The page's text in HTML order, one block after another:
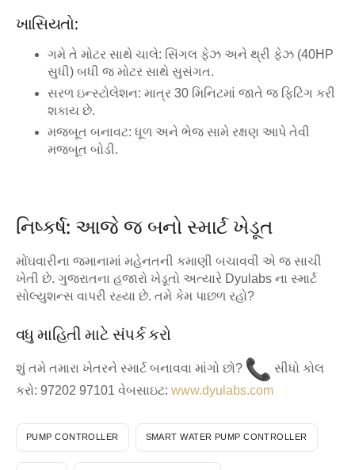
ખાસિયતો:
ગમે તે મોટર સાથે ચાલે: સિંગલ ફેઝ અને થ્રી ફેઝ (40HP
સુધી) બધી જ મોટર સાથે સુસંગત.
સરળ ઇન્સ્ટોલેશન: માત્ર 30 મિનિટમાં જાતે જ ફિટિંગ કરી
શકાય છે.
મજબૂત બનાવટ: ધૂળ અને ભેજ સામે રક્ષણ આપે તેવી
મજબૂત બોડી.
નિષ્કર્ષ: આજે જ બનો સ્માર્ટ ખેડૂત
મોંઘવારીના જમાનામાં મહેનતની કમાણી બચાવવી એ જ સાચી
ખેતી છે. ગુજરાતના હજારો ખેડૂતો અત્યારે Dyulabs ના સ્માર્ટ
સોલ્યુશન્સ વાપરી રહ્યા છે. તમે કેમ પાછળ રહો?
વધુ માહિતી માટે સંપર્ક કરો
શું તમે તમારા ખેતરને સ્માર્ટ બનાવવા માંગો છો?
સીધો કોલ
કરો: 97202 97101 વેબસાઇટ: www.dyulabs.com
PUMP CONTROLLER SMART WATER PUMP CONTROLLER